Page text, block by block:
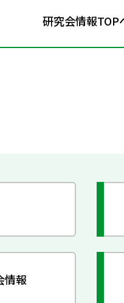
研究会情報TOP
情報